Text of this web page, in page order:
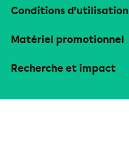
Conditions d’utilisation
Matériel promotionnel
Recherche et impact